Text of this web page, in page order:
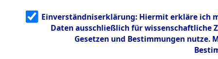
g
5.3.3
Todesmärsch
Einverständniserklärung: Hiermit erkläre ich
Daten ausschließlich für wissenschaftliche
Gesetzen und Bestimmungen nutze.